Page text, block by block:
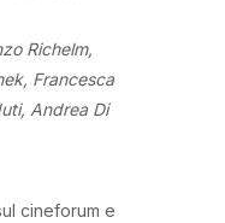
Richelm,
Francesca
Andrea Di
cineforum e